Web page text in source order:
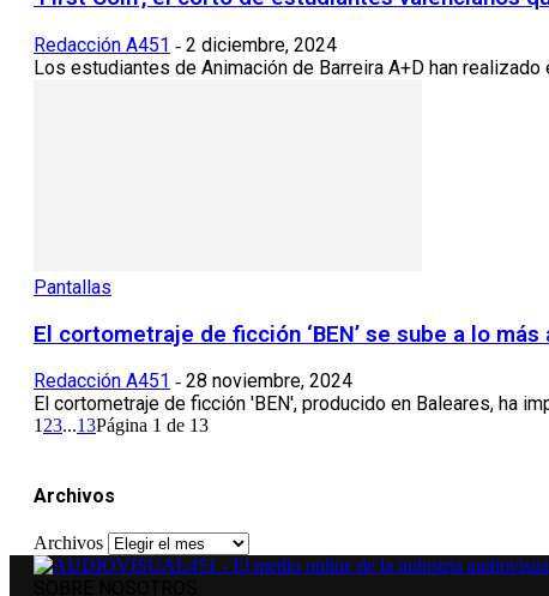
Redacción A451 - 2 diciembre, 2024
Los estudiantes de Animación de Barreira A+D han
Pantallas
El cortometraje de ficción ‘BEN’ se sube a lo
Redacción A451 - 28 noviembre, 2024
El cortometraje de ficción 'BEN', producido en Baleares, ha
1 23...13Página 1 de 13
Archivos
Archivos